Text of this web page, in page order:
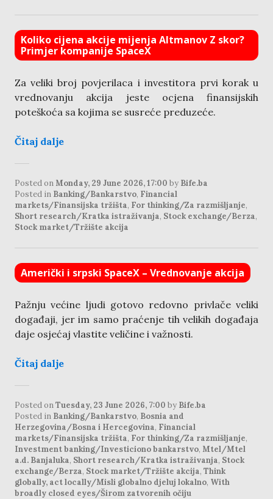
Koliko cijena akcije mijenja Altmanov Z skor?
Primjer kompanije SpaceX
Za veliki broj povjerilaca i investitora prvi korak u
vrednovanju akcija jeste ocjena finansijskih
poteškoća sa kojima se susreće preduzeće.
Čitaj dalje
Posted on Monday, 29 June 2026, 17:00 by Bife.ba
Posted in Banking/Bankarstvo, Financial
markets/Finansijska tržišta, For thinking/Za razmišljanje,
Short research/Kratka istraživanja, Stock exchange/Berza,
Stock market/Tržište akcija
Američki i srpski SpaceX – Vrednovanje akcija
Pažnju većine ljudi gotovo redovno privlače veliki
događaji, jer im samo praćenje tih velikih događaja
daje osjećaj vlastite veličine i važnosti.
Čitaj dalje
Posted onTuesday, 23 June 2026, 7:00 by Bife.ba
Posted in Banking/Bankarstvo, Bosnia and
Herzegovina/Bosna i Hercegovina, Financial
markets/Finansijska tržišta, For thinking/Za razmišljanje,
Investment banking/Investiciono bankarstvo, Mtel/Mtel
a.d. Banjaluka, Short research/Kratka istraživanja, Stock
exchange/Berza, Stock market/Tržište akcija, Think
globally, act locally/Misli globalno djeluj lokalno, With
broadly closed eyes/Širom zatvorenih očiju